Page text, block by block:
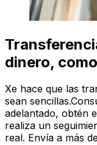
dinero,
Xe hace que las
sean
adelantado, obtén
realiza un
real. Envía a más